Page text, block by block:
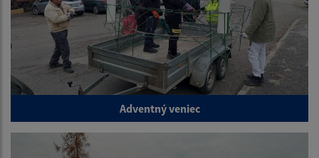
Adventný veniec